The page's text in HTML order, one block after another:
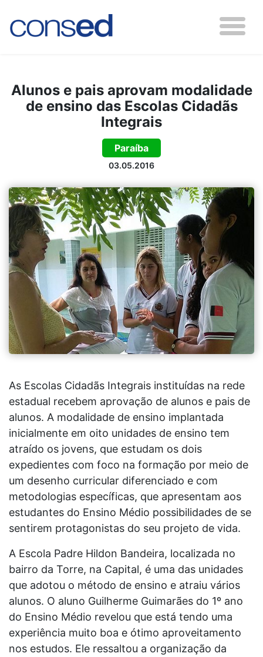
Alunos e pais aprovam modalidade
de ensino das Escolas Cidadãs
Integrais
Paraíba
03.05.2016
As Escolas Cidadãs Integrais instituídas na rede
estadual recebem aprovação de alunos e pais de
alunos. A modalidade de ensino implantada
inicialmente em oito unidades de ensino tem
atraído os jovens, que estudam os dois
expedientes com foco na formação por meio de
um desenho curricular diferenciado e com
metodologias específicas, que apresentam aos
estudantes do Ensino Médio possibilidades de se
sentirem protagonistas do seu projeto de vida.
A Escola Padre Hildon Bandeira, localizada no
bairro da Torre, na Capital, é uma das unidades
que adotou o método de ensino e atraiu vários
alunos. O aluno Guilherme Guimarães do 1º ano
do Ensino Médio revelou que está tendo uma
experiência muito boa e ótimo aproveitamento
nos estudos. Ele ressaltou a organização da